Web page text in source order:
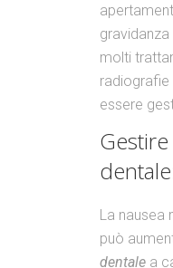
molti
radiografie
essere
Gestire
La nausea
può
dentale a